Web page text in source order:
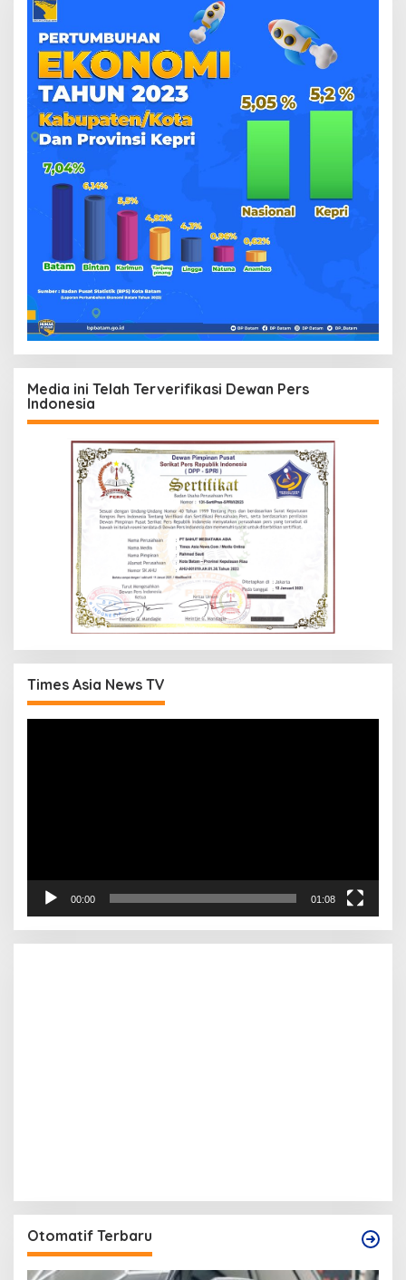
Media ini Telah Terverifikasi Dewan Pers
Indonesia
Times Asia News TV
00:00 01:08
Otomatif Terbaru